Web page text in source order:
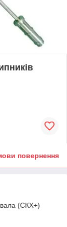
повернення
(СКХ+)